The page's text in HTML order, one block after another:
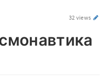
32 views